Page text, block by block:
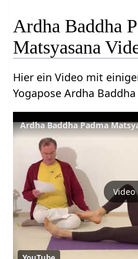
Ardha Baddha
Matsyasana
Hier ein Video mit
Yogapose Ardha
Ardha Baddha Padma
Video